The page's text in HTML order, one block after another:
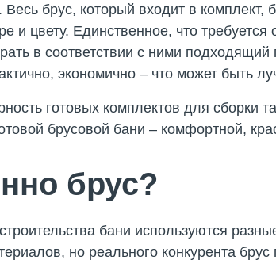
Весь брус, который входит в
и цвету. Единственное, что
в соответствии с ними подходящий
экономично – что может быть
готовых комплектов для
брусовой бани – комфортной,
брус?
бани используются
но реального конкурента